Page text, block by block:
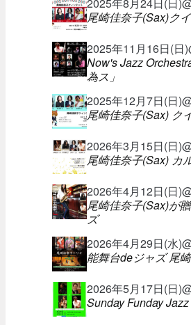
尾崎佳奈子(Sax)ク
2025年11月16日(日
Now's Jazz
為ス」
2025年12月7日(日
尾崎佳奈子(Sax) ク
2026年3月15日(日
尾崎佳奈子(Sax) カ
2026年4月12日(日
尾崎佳奈子(Sax)が
ズ
2026年4月29日(水
能舞台deジャズ 尾
2026年5月17日(日
Sunday Funday Jazz